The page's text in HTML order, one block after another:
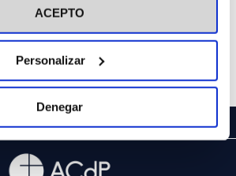
ACEPTO
Personalizar
Denegar